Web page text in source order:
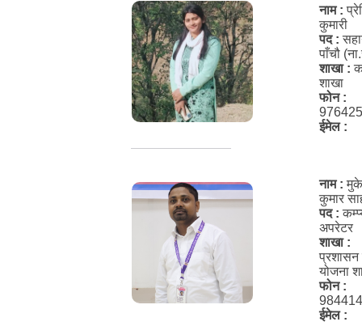
नाम :
कुमारी
पद :
पाँचौ
शाखा :
शाखा
फोन :
ईमेल :
नाम :
कुमार
पद :
अपरेटर
शाखा :
प्रशासन
योजना
फोन :
ईमेल :